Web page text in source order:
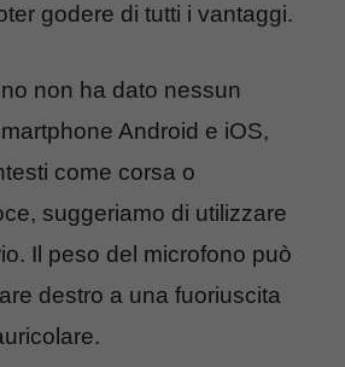
godere di tutti i vantaggi.
non ha dato nessun
Android e iOS,
come corsa o
suggeriamo di utilizzare
Il peso del microfono può
destro a una fuoriuscita